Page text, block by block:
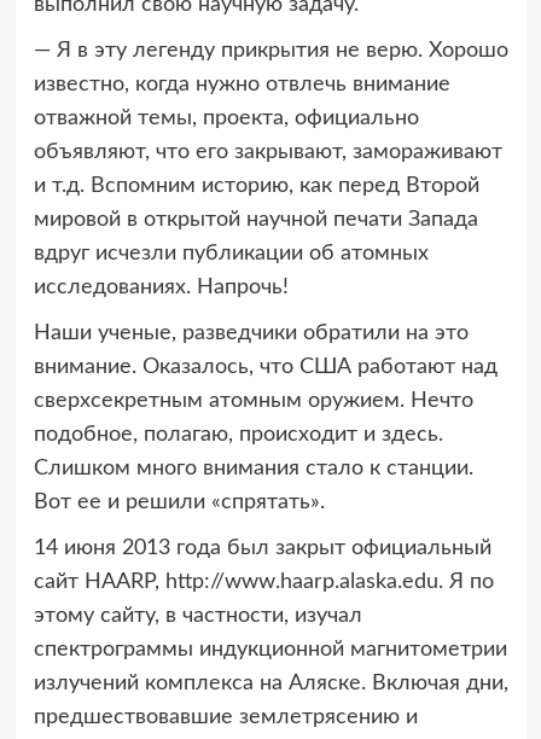
выполнил свою научную задачу.
— Я в эту легенду прикрытия не верю. Хорошо
известно, когда нужно отвлечь внимание
отважной темы, проекта, официально
объявляют, что его закрывают, замораживают
и т.д. Вспомним историю, как перед Второй
мировой в открытой научной печати Запада
вдруг исчезли публикации об атомных
исследованиях. Напрочь!
Наши ученые, разведчики обратили на это
внимание. Оказалось, что США работают над
сверхсекретным атомным оружием. Нечто
подобное, полагаю, происходит и здесь.
Слишком много внимания стало к станции.
Вот ее и решили «спрятать».
14 июня 2013 года был закрыт официальный
сайт HAARP, http://www.haarp.alaska.edu. Я по
этому сайту, в частности, изучал
спектрограммы индукционной магнитометрии
излучений комплекса на Аляске. Включая дни,
предшествовавшие землетрясению и